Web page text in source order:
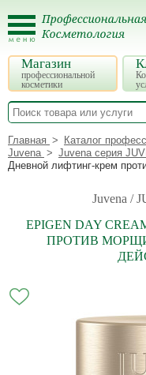
Магазин
профессиональной
косметики
Главная Каталог
Juvena
Juvena серия
Дневной лифтинг-крем
Juvena /
EPIGEN DAY
ПРОТИВ